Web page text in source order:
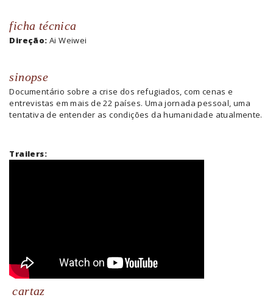
ficha técnica
Direção: Ai Weiwei
sinopse
Documentário sobre a crise dos refugiados, com cenas e
entrevistas em mais de 22 países. Uma jornada pessoal, uma
tentativa de entender as condições da humanidade atualmente.
Trailers:
cartaz